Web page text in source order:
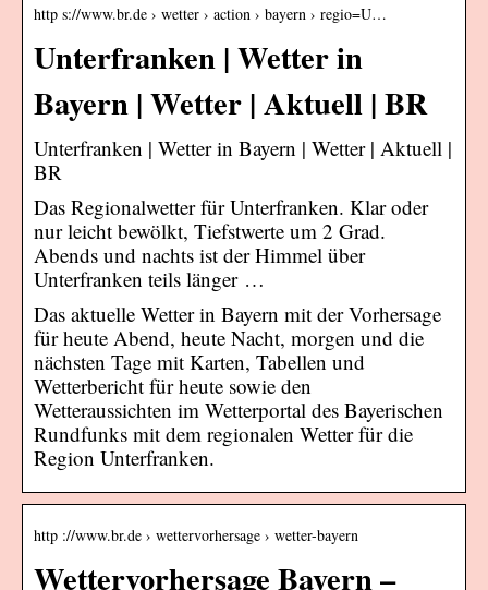
http s://www.br.de › wetter › action › bayern › regio=U…
Unterfranken | Wetter in
Bayern | Wetter | Aktuell | BR
Unterfranken | Wetter in Bayern | Wetter | Aktuell |
BR
Das Regionalwetter für Unterfranken. Klar oder
nur leicht bewölkt, Tiefstwerte um 2 Grad.
Abends und nachts ist der Himmel über
Unterfranken teils länger …
Das aktuelle Wetter in Bayern mit der Vorhersage
für heute Abend, heute Nacht, morgen und die
nächsten Tage mit Karten, Tabellen und
Wetterbericht für heute sowie den
Wetteraussichten im Wetterportal des Bayerischen
Rundfunks mit dem regionalen Wetter für die
Region Unterfranken.
http ://www.br.de › wettervorhersage › wetter-bayern
Wettervorhersage Bayern –